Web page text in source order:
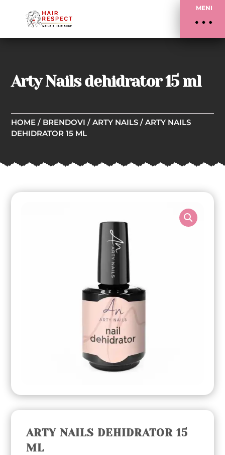
MENI
Arty Nails dehidrator 15 ml
HOME / BRENDOVI /ARTY NAILS / ARTY NAILS
DEHIDRATOR 15 ML
ARTY NAILS DEHIDRATOR 15
ML